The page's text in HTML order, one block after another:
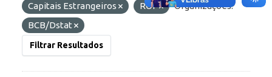
Capitais Estrangeiros
ROF
Organizações:
BCB/Dstat
Filtrar Resultados